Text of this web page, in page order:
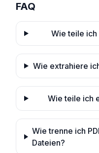
FAQ
Wie teile ich
Wie extrahiere
Wie teile ich
Wie trenne ich
Dateien?